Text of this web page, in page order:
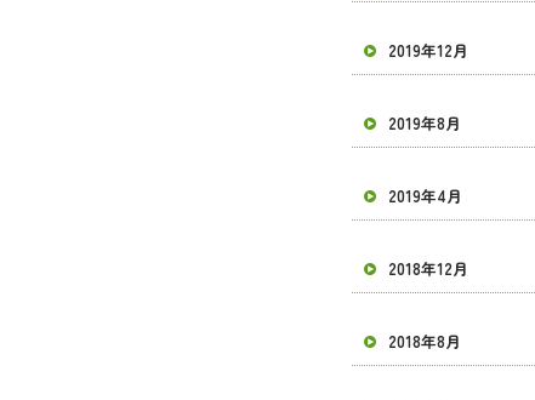
2019年12月
2019年8月
2019年4月
2018年12月
2018年8月